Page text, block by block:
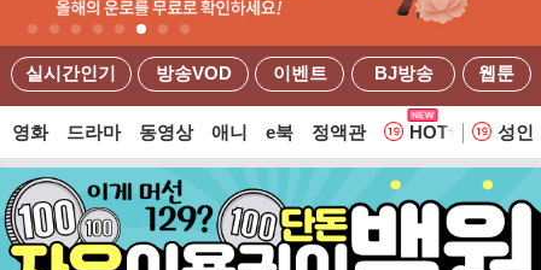
실시간인기 방송VOD 이벤트 BJ방송 웹툰
영화 드라마 동영상 애니 e북 정액관 HOT 웹
성인